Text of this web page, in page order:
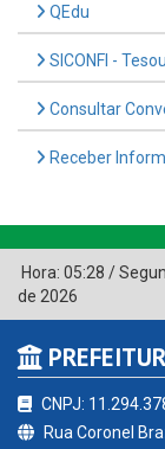
QEdu
SICONFI -
Consultar
Receber
Hora: 05:28 /
de 2026
CNPJ:
Rua Coronel